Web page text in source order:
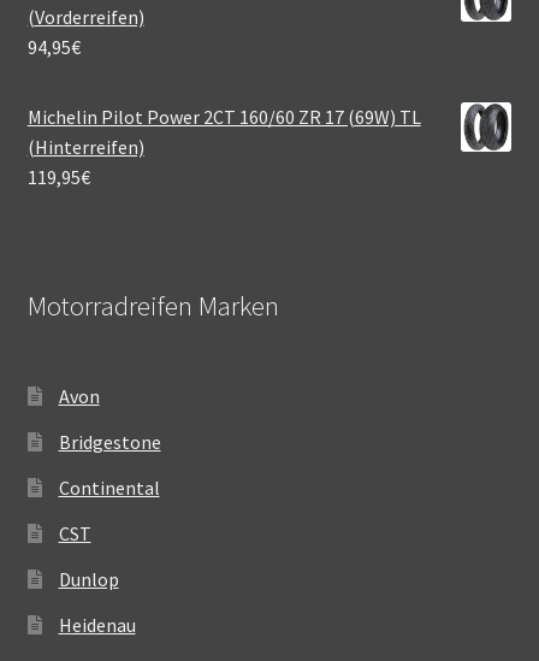
(Vorderreifen)
94,95€
Michelin Pilot Power 2CT 160/60 ZR 17 (69W) TL
(Hinterreifen)
119,95€
Motorradreifen Marken
Avon
Bridgestone
Continental
CST
Dunlop
Heidenau